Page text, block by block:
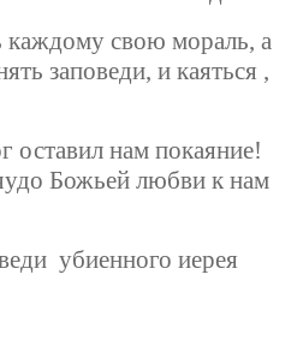
каждому свою мораль, а
заповеди, и каяться ,
оставил нам покаяние!
Божьей любви к нам
убиенного иерея